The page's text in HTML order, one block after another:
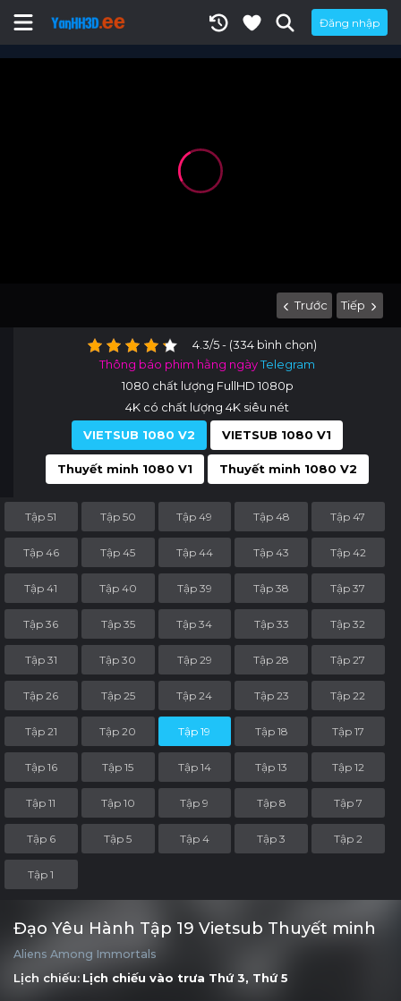
Đăng nhập
Trước Tiếp
4.3/5 - (334 bình chọn)
Thông báo phim hằng ngàyTelegram
1080 chất lượng FullHD 1080p
4K có chất lượng 4K siêu nét
VIETSUB 1080 V2
VIETSUB 1080 V1
Thuyết minh 1080 V1 Thuyết minh 1080 V2
Tập 51 Tập 50 Tập 49 Tập 48 Tập 47
Tập 46 Tập 45 Tập 44 Tập 43 Tập 42
Tập 41 Tập 40 Tập 39 Tập 38 Tập 37
Tập 36 Tập 35 Tập 34 Tập 33 Tập 32
Tập 31 Tập 30 Tập 29 Tập 28 Tập 27
Tập 26 Tập 25 Tập 24 Tập 23 Tập 22
Tập 21 Tập 20 Tập 19 Tập 18 Tập 17
Tập 16 Tập 15 Tập 14 Tập 13 Tập 12
Tập 11 Tập 10 Tập 9 Tập 8 Tập 7
Tập 6 Tập 5 Tập 4 Tập 3 Tập 2
Tập 1
Đạo Yêu Hành Tập 19 Vietsub Thuyết minh
Aliens Among Immortals
Lịch chiếu: Lịch chiếu vào trưa Thứ 3, Thứ 5